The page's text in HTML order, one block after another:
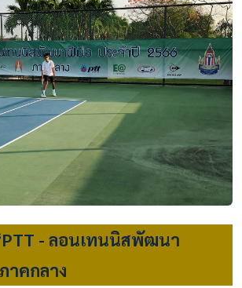
- ลอนเทนนิสพัฒนา
าคกลาง